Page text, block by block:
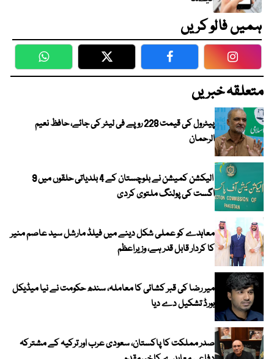
ہمیں فالو کریں
WhatsApp Twitter Facebook
متعلقہ خبریں
پیٹرول کی قیمت 228 روپے فی لیٹر کی جائے، حافظ نعیم
الرحمان
الیکشن کمیشن نے بلوچستان کے 4 بلدیاتی حلقوں میں 9
اگست کی پولنگ ملتوی کردی
معاہدے کو عملی شکل دینے میں فیلڈ مارشل سید عاصم منیر
کا کردار قابل قدر ہے، وزیراعظم
میر رضا کی قبر کشائی کا معاملہ، سندھ حکومت نے نیا میڈیکل
بورڈ تشکیل دے دیا
صدر مملکت کا پاکستان، سعودی عرب اور ترکیہ کے مشترکہ